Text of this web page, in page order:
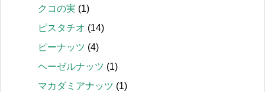
クコの実 (1)
ピスタチオ (14)
ピーナッツ (4)
ヘーゼルナッツ (1)
マカダミアナッツ (1)